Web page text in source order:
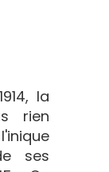
la
rien
ses